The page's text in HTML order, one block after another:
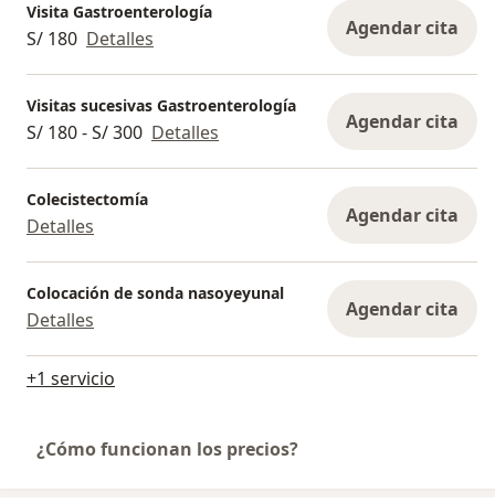
Visita Gastroenterología
S/ 180 Detalles Agendar cita
Visitas sucesivas Gastroenterología
S/ 180 - S/ 300 Detalles Agendar cita
Colecistectomía
Detalles Agendar cita
Colocación de sonda nasoyeyunal
Detalles Agendar cita
+1 servicio
¿Cómo funcionan los precios?